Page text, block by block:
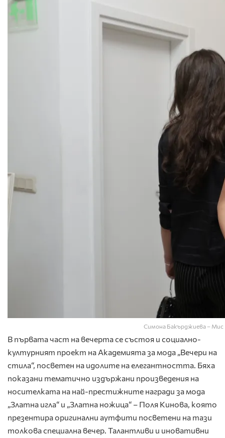
Симона Бакърджиева –
В първата част на вечерта се състоя и социално-
културният проект на Академията за мода „Вечери на
стила“, посветен на идолите на елегантността. Бяха
показани тематично издържани произведения на
носителката на най-престижните награди за мода
„Златна игла“ и „Златна ножица“ – Поля Кинова, която
презентира оригинални аутфити посветени на тази
толкова специална вечер. Талантливи и иновативни